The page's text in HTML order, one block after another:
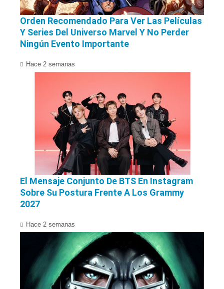
Orden Recomendado Para Ver Las Películas
Y Series Del Universo Marvel Y No Perder
Ningún Evento Importante
Hace 2 semanas
El Mensaje Conjunto De BTS En Instagram
Sobre Su Postura Frente A Los Grammy
2027
Hace 2 semanas